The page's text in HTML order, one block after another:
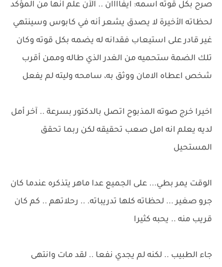
صرح بكل قوته اسمه: ايفاااان .. الآن علم انها من المؤكد
لحظاته الأخيرة لا يصدق يشعر أنه في كابوس وسينتهي
غير قادر على استيعاب فقدانه له يضمه بكل قوته وكان
تلك الضمة ستحميه من الغدر الذي طاله وممن أقرب
شخص اعطاه الامان ووثق به، سامحه وليته لم يفعل
اخيرا خرج صوته المذبوح اتصل بالدكتور بسرعة .. آخر أمل
لديه يعلم انه امل صعب تحقيقه لكن ربما تحقق
المستحيل
الوقت يمر بطي... على الجميع عدا ماهر يتذكره عندما كان
جرو صغير ... لحظاته كلها تدريباته. .. رحلاتهم .. كم كان
قريب منه .. يحبه كثيرا
جاء الطبيب .. لكنه لم يجدي نفعا .. لقد مات وانتهى